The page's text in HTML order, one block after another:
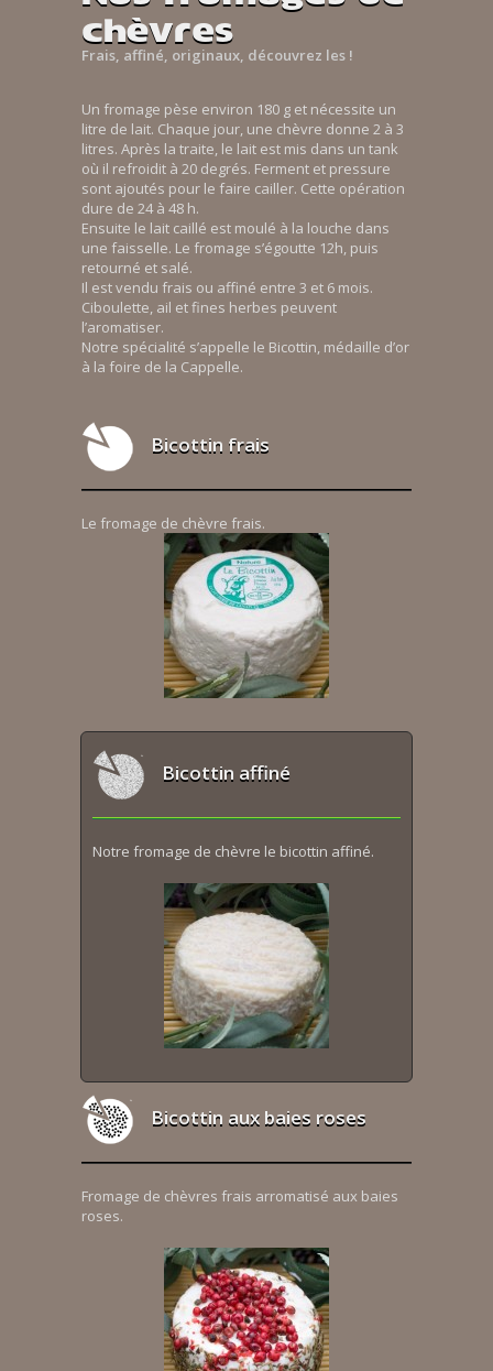
chèvres
Frais, affiné, originaux, découvrez les !
Un fromage pèse environ 180 g et nécessite un
litre de lait. Chaque jour, une chèvre donne 2 à 3
litres. Après la traite, le lait est mis dans un tank
où il refroidit à 20 degrés. Ferment et pressure
sont ajoutés pour le faire cailler. Cette opération
dure de 24 à 48 h.
Ensuite le lait caillé est moulé à la louche dans
une faisselle. Le fromage s’égoutte 12h, puis
retourné et salé.
Il est vendu frais ou affiné entre 3 et 6 mois.
Ciboulette, ail et fines herbes peuvent
l’aromatiser.
Notre spécialité s’appelle le Bicottin, médaille d’or
à la foire de la Cappelle.
Bicottin frais
Le fromage de chèvre frais.
Bicottin affiné
Notre fromage de chèvre le bicottin affiné.
Bicottin aux baies roses
Fromage de chèvres frais arromatisé aux baies
roses.